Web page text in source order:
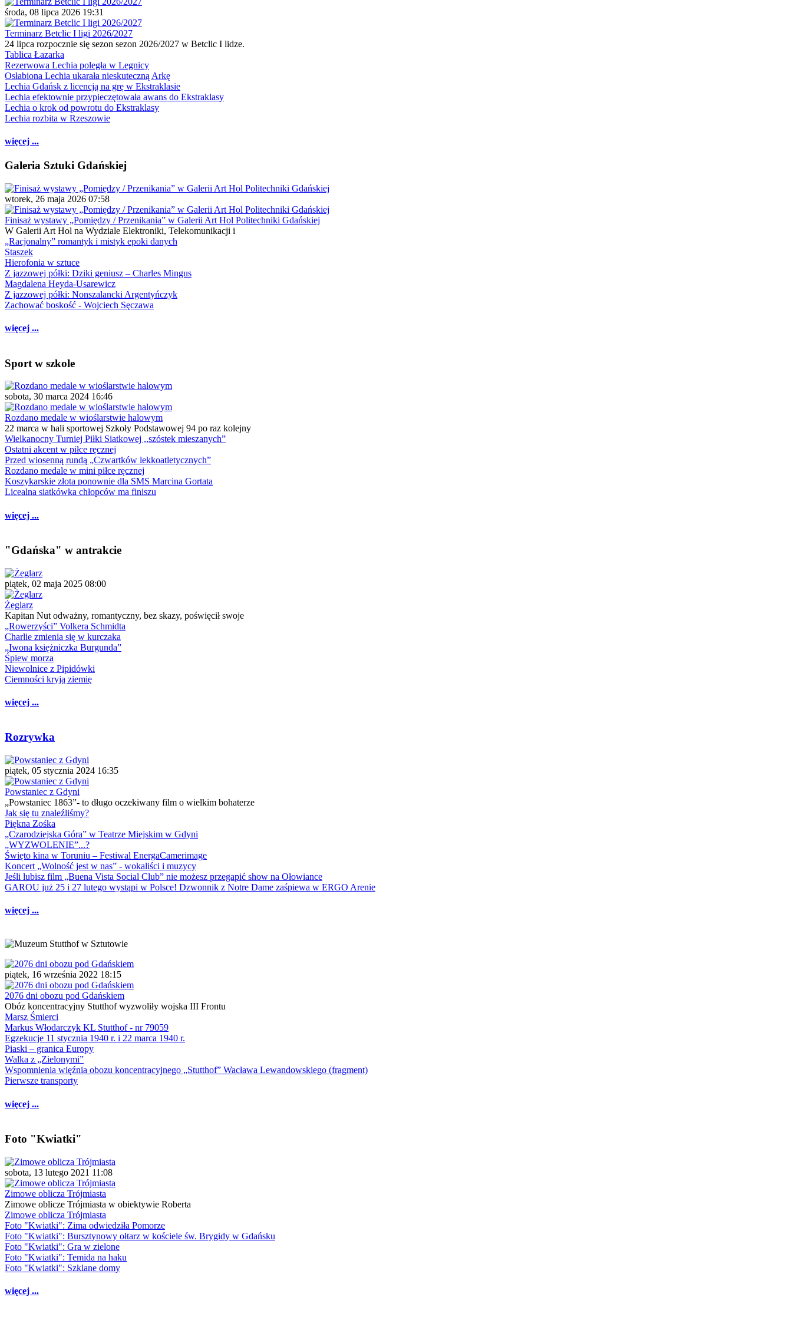
środa, 08 lipca 2026 19:31
Terminarz Betclic I ligi 2026/2027
24 lipca rozpocznie się sezon sezon 2026/2027 w Betclic I lidze.
Tablica Łazarka
Rezerwowa Lechia poległa w Legnicy
Osłabiona Lechia ukarała nieskuteczną Arkę
Lechia Gdańsk z licencją na grę w Ekstraklasie
Lechia efektownie przypieczętowała awans do Ekstraklasy
Lechia o krok od powrotu do Ekstraklasy
Lechia rozbita w Rzeszowie
więcej ...
Galeria Sztuki Gdańskiej
wtorek, 26 maja 2026 07:58
Finisaż wystawy „Pomiędzy / Przenikania” w Galerii Art Hol Politechniki Gdańskiej
W Galerii Art Hol na Wydziale Elektroniki, Telekomunikacji i
„Racjonalny” romantyk i mistyk epoki danych
Staszek
Hierofonia w sztuce
Z jazzowej półki: Dziki geniusz – Charles Mingus
Magdalena Heyda-Usarewicz
Z jazzowej półki: Nonszalancki Argentyńczyk
Zachować boskość - Wojciech Sęczawa
więcej ...
Sport w szkole
sobota, 30 marca 2024 16:46
Rozdano medale w wioślarstwie halowym
22 marca w hali sportowej Szkoły Podstawowej 94 po raz kolejny
Wielkanocny Turniej Piłki Siatkowej ,,szóstek mieszanych”
Ostatni akcent w piłce ręcznej
Przed wiosenną rundą „Czwartków lekkoatletycznych”
Rozdano medale w mini piłce ręcznej
Koszykarskie złota ponownie dla SMS Marcina Gortata
Licealna siatkówka chłopców ma finiszu
więcej ...
"Gdańska" w antrakcie
piątek, 02 maja 2025 08:00
Żeglarz
Kapitan Nut odważny, romantyczny, bez skazy, poświęcił swoje
„Rowerzyści” Volkera Schmidta
Charlie zmienia się w kurczaka
„Iwona księżniczka Burgunda”
Śpiew morza
Niewolnice z Pipidówki
Ciemności kryją ziemię
więcej ...
Rozrywka
piątek, 05 stycznia 2024 16:35
Powstaniec z Gdyni
„Powstaniec 1863”- to długo oczekiwany film o wielkim bohaterze
Jak się tu znaleźliśmy?
Piękna Zośka
„Czarodziejska Góra” w Teatrze Miejskim w Gdyni
„WYZWOLENIE”...?
Święto kina w Toruniu – Festiwal EnergaCamerimage
Koncert „Wolność jest w nas” - wokaliści i muzycy
Jeśli lubisz film „Buena Vista Social Club” nie możesz przegapić show na Ołowiance
GAROU już 25 i 27 lutego wystąpi w Polsce! Dzwonnik z Notre Dame zaśpiewa w ERGO Arenie
więcej ...
piątek, 16 września 2022 18:15
2076 dni obozu pod Gdańskiem
Obóz koncentracyjny Stutthof wyzwoliły wojska III Frontu
Marsz Śmierci
Markus Włodarczyk KL Stutthof - nr 79059
Egzekucje 11 stycznia 1940 r. i 22 marca 1940 r.
Piaski – granica Europy
Walka z „Zielonymi”
Wspomnienia więźnia obozu koncentracyjnego „Stutthof” Wacława Lewandowskiego (fragment)
Pierwsze transporty
więcej ...
Foto "Kwiatki"
sobota, 13 lutego 2021 11:08
Zimowe oblicza Trójmiasta
Zimowe oblicze Trójmiasta w obiektywie Roberta
Zimowe oblicza Trójmiasta
Foto "Kwiatki": Zima odwiedziła Pomorze
Foto "Kwiatki": Bursztynowy ołtarz w kościele św. Brygidy w Gdańsku
Foto "Kwiatki": Gra w zielone
Foto "Kwiatki": Temida na haku
Foto "Kwiatki": Szklane domy
więcej ...